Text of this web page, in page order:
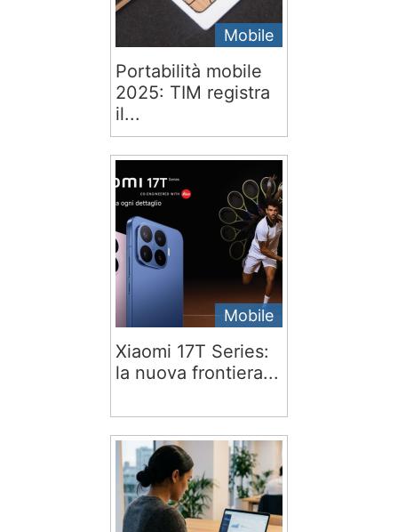
Mobile
Portabilità mobile
2025: TIM registra
il...
Mobile
Xiaomi 17T Series:
la nuova frontiera...